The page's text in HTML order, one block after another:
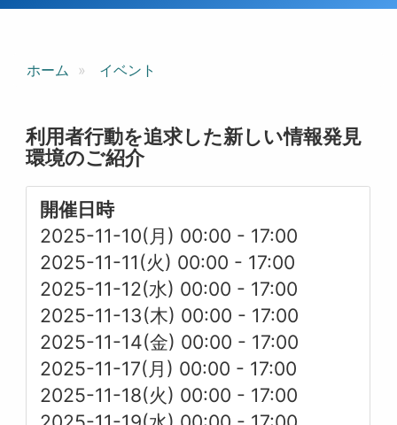
ホーム イベント
利用者行動を追求した新しい情報発見
環境のご紹介
開催日時
2025-11-10(月) 00:00 - 17:00
2025-11-11(火) 00:00 - 17:00
2025-11-12(水) 00:00 - 17:00
2025-11-13(木) 00:00 - 17:00
2025-11-14(金) 00:00 - 17:00
2025-11-17(月) 00:00 - 17:00
2025-11-18(火) 00:00 - 17:00